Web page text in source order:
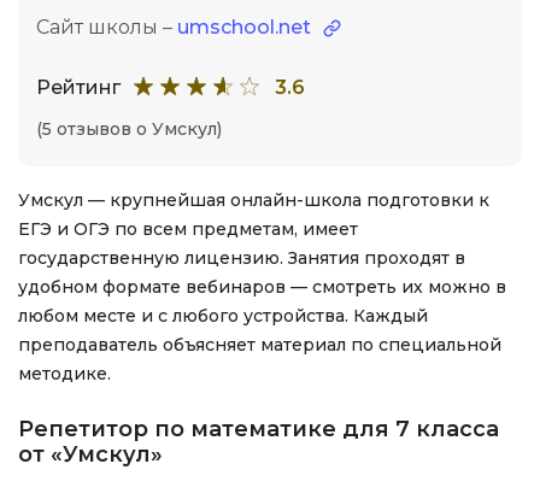
Сайт школы – umschool.net
Рейтинг 3.6
(5 отзывов о Умскул)
Умскул — крупнейшая онлайн-школа подготовки к
ЕГЭ и ОГЭ по всем предметам, имеет
государственную лицензию. Занятия проходят в
удобном формате вебинаров — смотреть их можно в
любом месте и с любого устройства. Каждый
преподаватель объясняет материал по специальной
методике.
Репетитор по математике для 7 класса
от «Умскул»